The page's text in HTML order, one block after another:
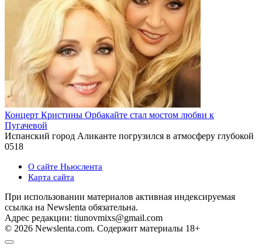
Концерт Кристины Орбакайте стал мостом любви к
Пугачевой
Испанский город Аликанте погрузился в атмосферу глубокой
0518
О сайте Ньюслента
Карта сайта
При использовании материалов активная индексируемая
ссылка на Newslenta обязательна.
Адрес редакции: tiunovmixs@gmail.com
© 2026 Newslenta.com. Содержит материалы 18+